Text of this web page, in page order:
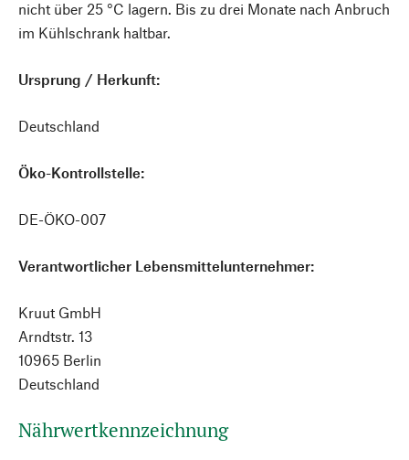
nicht über 25 °C lagern. Bis zu drei Monate nach Anbruch
im Kühlschrank haltbar.
Ursprung / Herkunft:
Deutschland
Öko-Kontrollstelle:
DE-ÖKO-007
Verantwortlicher Lebensmittelunternehmer:
Kruut GmbH
Arndtstr. 13
10965 Berlin
Deutschland
Nährwertkennzeichnung